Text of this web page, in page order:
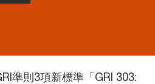
準則3項新標準「GRI 303: